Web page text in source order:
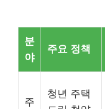
분
야
주요 정책
주
청년 주택